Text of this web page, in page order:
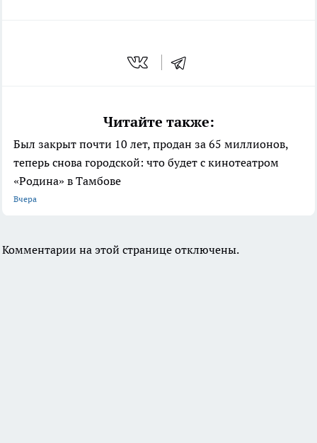
Читайте также:
Был закрыт почти 10 лет, продан за 65 миллионов,
теперь снова городской: что будет с кинотеатром
«Родина» в Тамбове
Вчера
Комментарии на этой странице отключены.